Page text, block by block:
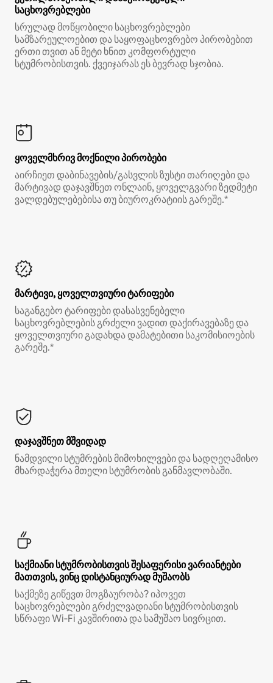
საცხოვრებლები
სრულად მოწყობილი საცხოვრებლები
სამზარეულოებით და საყოფაცხოვრებო პირობებით
ერთი თვით ან მეტი ხნით კომფორტული
სტუმრობისთვის. ქვეიჯარას ეს ბევრად სჯობია.
ყოველმხრივ მოქნილი პირობები
აირჩიეთ დაბინავების/გასვლის ზუსტი თარიღები და
მარტივად დაჯავშნეთ ონლაინ, ყოველგვარი ზედმეტი
ვალდებულებებისა თუ ბიუროკრატიის გარეშე.*
მარტივი, ყოველთვიური ტარიფები
საგანგებო ტარიფები დასასვენებელი
საცხოვრებლების გრძელი ვადით დაქირავებაზე და
ყოველთვიური გადახდა დამატებითი საკომისიოების
გარეშე.*
დაჯავშნეთ მშვიდად
ნამდვილი სტუმრების მიმოხილვები და სადღეღამისო
მხარდაჭერა მთელი სტუმრობის განმავლობაში.
საქმიანი სტუმრობისთვის შესაფერისი ვარიანტები
მათთვის, ვინც დისტანციურად მუშაობს
საქმეზე გიწევთ მოგზაურობა? იპოვეთ
საცხოვრებლები გრძელვადიანი სტუმრობისთვის
სწრაფი Wi‑Fi კავშირითა და სამუშაო სივრცით.